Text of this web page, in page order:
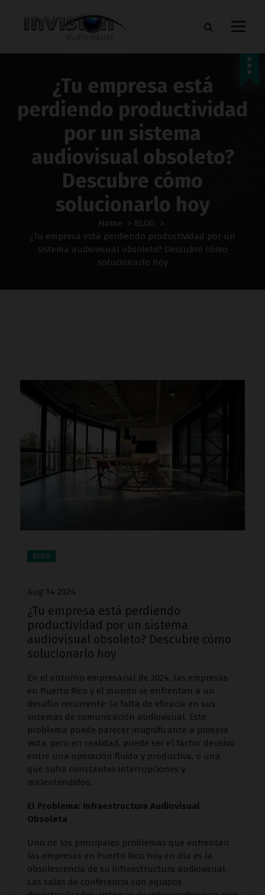
¿Tu empresa está
perdiendo productividad
por un sistema
audiovisual obsoleto?
Descubre cómo
solucionarlo hoy
Home > BLOG >
¿Tu empresa está perdiendo productividad por un
sistema audiovisual obsoleto? Descubre cómo
solucionarlo hoy
BLOG
Aug 14 2024
¿Tu empresa está perdiendo
productividad por un sistema
audiovisual obsoleto? Descubre cómo
solucionarlo hoy
En el entorno empresarial de 2024, las empresas
en Puerto Rico y el mundo se enfrentan a un
desafío recurrente: la falta de eficacia en sus
sistemas de comunicación audiovisual. Este
problema puede parecer insignificante a primera
vista, pero en realidad, puede ser el factor decisivo
entre una operación fluida y productiva, o una
que sufra constantes interrupciones y
malentendidos.
El Problema: Infraestructura Audiovisual
Obsoleta
Uno de los principales problemas que enfrentan
las empresas en Puerto Rico hoy en día es la
obsolescencia de su infraestructura audiovisual.
Las salas de conferencia con equipos